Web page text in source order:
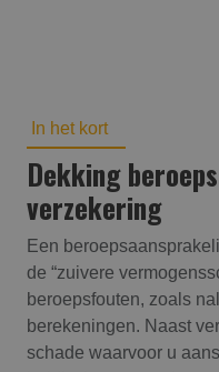
In het kort
Dekking
verzekering
Een
de “zuivere
beroepsfouten, zoals
berekeningen. Naast
schade waarvoor u